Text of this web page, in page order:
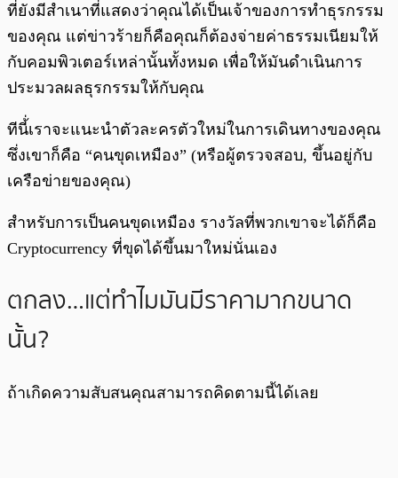
ที่ยังมีสำเนาที่แสดงว่าคุณได้เป็นเจ้าของการทำธุรกรรม
ของคุณ แต่ข่าวร้ายก็คือคุณก็ต้องจ่ายค่าธรรมเนียมให้
กับคอมพิวเตอร์เหล่านั้นทั้งหมด เพื่อให้มันดำเนินการ
ประมวลผลธุรกรรมให้กับคุณ
ทีนี้่เราจะแนะนำตัวละครตัวใหม่ในการเดินทางของคุณ
ซึ่งเขาก็คือ “คนขุดเหมือง” (หรือผู้ตรวจสอบ, ขึ้นอยู่กับ
เครือข่ายของคุณ)
สำหรับการเป็นคนขุดเหมือง รางวัลที่พวกเขาจะได้ก็คือ
Cryptocurrency ที่ขุดได้ขึ้นมาใหม่นั่นเอง
ตกลง…แต่ทำไมมันมีราคามากขนาด
นั้น?
ถ้าเกิดความสับสนคุณสามารถคิดตามนี้ได้เลย